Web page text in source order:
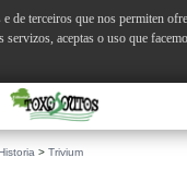
> Trivium
e de terceiros que nos permiten
aceptas o uso que